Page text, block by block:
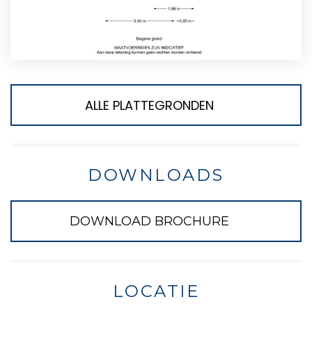
ALLE PLATTEGRONDEN
DOWNLOADS
DOWNLOAD BROCHURE
LOCATIE